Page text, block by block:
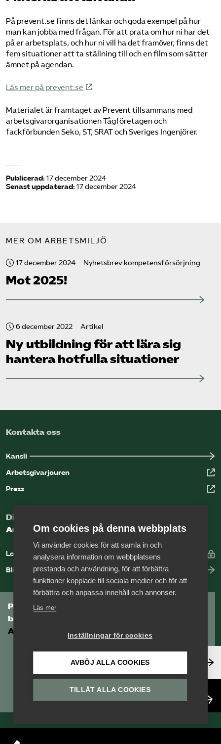
På prevent.se finns det länkar och goda exempel på hur
man kan jobba med frågan. För att prata om hur ni har det
på er arbetsplats, och hur ni vill ha det framöver, finns det
fem situationer att ta ställning till och en film som sätter
ämnet på agendan.
Läs mer på prevent.se
Materialet är framtaget av Prevent tillsammans med
arbetsgivarorganisationen Tågföretagen och
fackförbunden Seko, ST, SRAT och Sveriges Ingenjörer.
Publicerad: 17 december 2024
Senast uppdaterad: 17 december 2024
MER OM ARBETSMILJÖ
17 december 2024 Nyhetsbrev kompetensförsörjning
Mot 2025!
6 december 2022 Artikel
Ny utbildning för att lära sig
hantera hotfulla situationer
Kontakta oss
Kansli
Arbetsgivarjouren
Press
Digital kunskapsbank för arbetsgivare
Arbetsgivarguiden
Logga in
Bli medlem
Prenumerera på Tågföretagens
branschnyhetsbrev
Aktuell info direkt i din inkorg.
Anmäl dig här
Om cookies på denna webbplats
Vi använder cookies för att samla in och
analysera information om webbplatsens
prestanda och användning, för att förbättra
funktioner kopplade till sociala medier och för att
förbättra och anpassa innehåll och annonser.
Läs mer
Inställningar för cookies
AVBÖJ ALLA COOKIES
TILLÅT ALLA COOKIES